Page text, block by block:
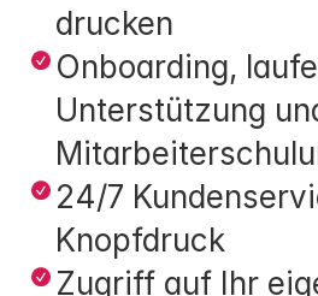
drucken
Onboarding,
Unterstützung
24/7
Knopfdruck
Zugriff auf Ihr